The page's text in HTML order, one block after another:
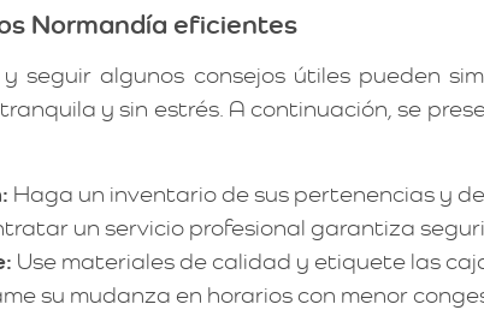
Normandía eficientes
seguir algunos consejos útiles pueden
y sin estrés. A continuación, se
Haga un inventario de sus pertenencias y
un servicio profesional garantiza
Use materiales de calidad y etiquete las
su mudanza en horarios con menor